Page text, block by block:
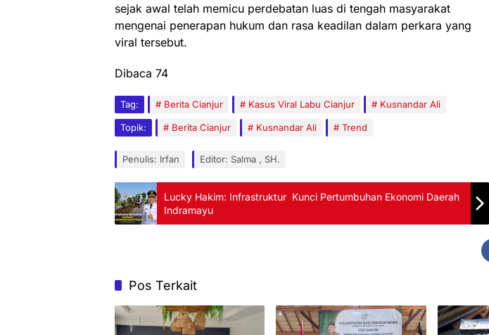
sejak awal telah memicu perdebatan luas di tengah masyarakat
mengenai penerapan hukum dan rasa keadilan dalam perkara yang
viral tersebut.
Dibaca 74
Tag: Berita Cianjur Kasus Viral Labu Cianjur Kusnandar Ali
Topik: Berita Cianjur Kusnandar Ali Trend
Penulis: Irfan Editor: Salma , SH.
Lucky Hakim: Infrastruktur Kunci Pertumbuhan Ekonomi Daerah
Indramayu
Pos Terkait